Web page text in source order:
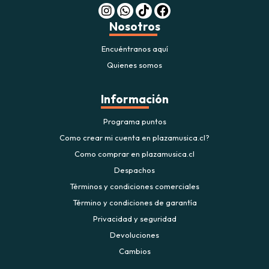
Nosotros
Encuéntranos aquí
Quienes somos
Información
Programa puntos
Como crear mi cuenta en plazamusica.cl?
Como comprar en plazamusica.cl
Despachos
Términos y condiciones comerciales
Término y condiciones de garantía
Privacidad y seguridad
Devoluciones
Cambios